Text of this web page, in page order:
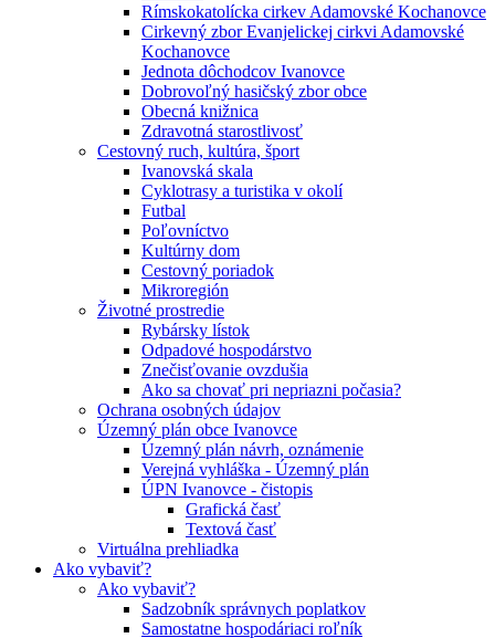
Rímskokatolícka cirkev Adamovské Kochanovce
Cirkevný zbor Evanjelickej cirkvi Adamovské
Kochanovce
Jednota dôchodcov Ivanovce
Dobrovoľný hasičský zbor obce
Obecná knižnica
Zdravotná starostlivosť
Cestovný ruch, kultúra, šport
Ivanovská skala
Cyklotrasy a turistika v okolí
Futbal
Poľovníctvo
Kultúrny dom
Cestovný poriadok
Mikroregión
Životné prostredie
Rybársky lístok
Odpadové hospodárstvo
Znečisťovanie ovzdušia
Ako sa chovať pri nepriazni počasia?
Ochrana osobných údajov
Územný plán obce Ivanovce
Územný plán návrh, oznámenie
Verejná vyhláška - Územný plán
ÚPN Ivanovce - čistopis
Grafická časť
Textová časť
Virtuálna prehliadka
Ako vybaviť?
Ako vybaviť?
Sadzobník správnych poplatkov
Samostatne hospodáriaci roľník